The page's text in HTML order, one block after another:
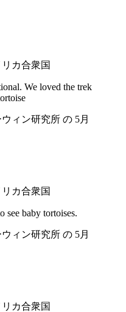
カ合衆国
We loved the trek
ィン研究所 の 5月
カ合衆国
see baby tortoises.
ィン研究所 の 5月
カ合衆国